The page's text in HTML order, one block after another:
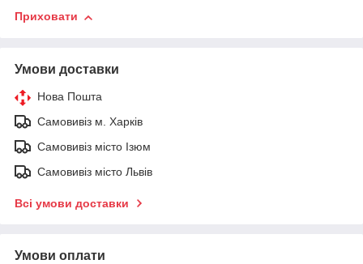
Приховати
Умови доставки
Нова Пошта
Самовивіз м. Харків
Самовивіз місто Ізюм
Самовивіз місто Львів
Всі умови доставки
Умови оплати